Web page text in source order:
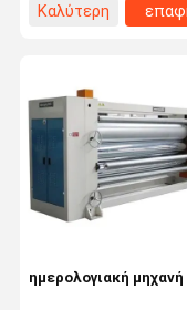
Καλύτερη
ημερολογιακή μηχανή